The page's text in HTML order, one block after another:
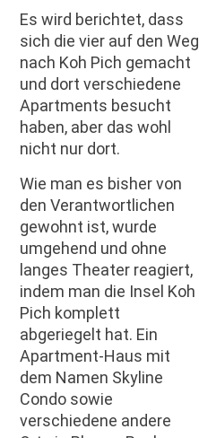
Es wird berichtet, dass
sich die vier auf den Weg
nach Koh Pich gemacht
und dort verschiedene
Apartments besucht
haben, aber das wohl
nicht nur dort.
Wie man es bisher von
den Verantwortlichen
gewohnt ist, wurde
umgehend und ohne
langes Theater reagiert,
indem man die Insel Koh
Pich komplett
abgeriegelt hat. Ein
Apartment-Haus mit
dem Namen Skyline
Condo sowie
verschiedene andere